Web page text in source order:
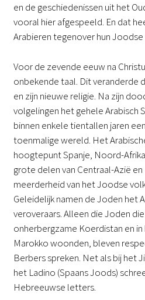
en de geschiedenissen uit het
vooral hier afgespeeld. En dat
Arabieren tegenover hun
Voor de zevende eeuw na
onbekende taal. Dit veranderde
en zijn nieuwe religie. Na zijn
volgelingen het gehele Arabisch
binnen enkele tientallen jaren
toenmalige wereld. Het
hoogtepunt Spanje, Noord-
grote delen van Centraal-Azië
meerderheid van het Joodse
Geleidelijk namen de Joden het
veroveraars. Alleen die Joden
onherbergzame Koerdistan en
Marokko woonden, bleven
Berbers spreken. Net als bij het
het Ladino (Spaans Joods)
Hebreeuwse letters.